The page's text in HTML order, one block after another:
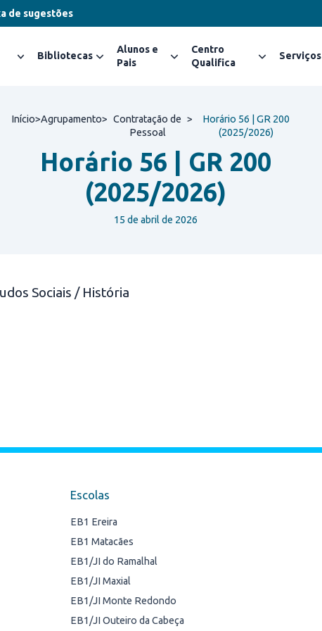
de sugestões
Bibliotecas
Alunos e
Pais
Centro
Qualifica
Serviços
Início>Agrupamento> Contratação de
Pessoal
>
Horário 56 | GR 200
(2025/2026)
Horário 56 | GR 200
(2025/2026)
15 de abril de 2026
Sociais / História
Escolas
EB1 Ereira
EB1 Matacães
EB1/JI do Ramalhal
EB1/JI Maxial
EB1/JI Monte Redondo
EB1/JI Outeiro da Cabeça